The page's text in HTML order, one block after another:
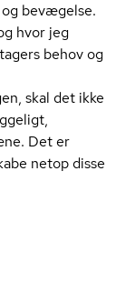
bevægelse.
hvor jeg
behov og
skal det ikke
Det er
netop disse